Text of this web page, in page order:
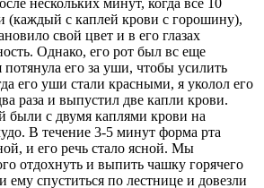
(каждый с каплей крови с горошину),
свой цвет и в его глазах
Однако, его рот был вс еще
его за уши, чтобы усилить
его уши стали красными, я уколол его
раза и выпустил две капли крови.
были с двумя каплями крови на
В течение 3-5 минут форма рта
и его речь стало ясной. Мы
отдохнуть и выпить чашку горячего
ему спуститься по лестнице и довезли